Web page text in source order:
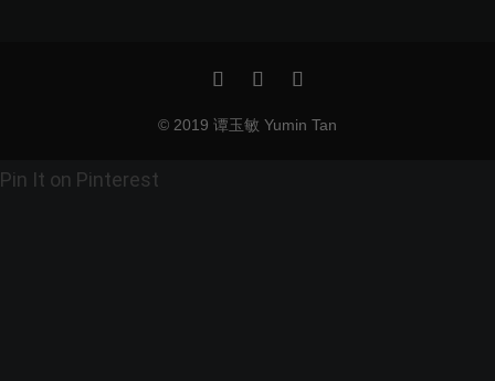
© 2019 谭玉敏 Yumin Tan
Pin It on Pinterest